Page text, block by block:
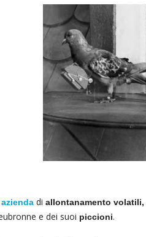
azienda di allontanamento volatili,
e dei suoi piccioni.